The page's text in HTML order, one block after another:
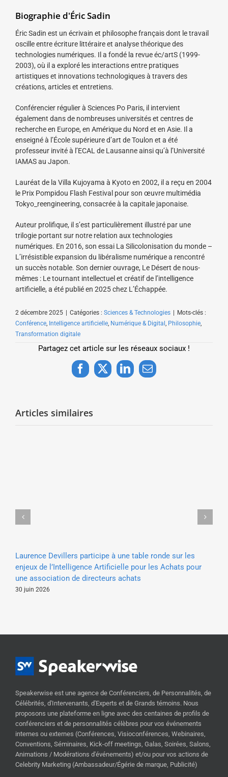
Biographie d'Éric Sadin
Éric Sadin est un écrivain et philosophe français dont le travail
oscille entre écriture littéraire et analyse théorique des
technologies numériques. Il a fondé la revue éc/artS (1999-
2003), où il a exploré les interactions entre pratiques
artistiques et innovations technologiques à travers des
créations, articles et entretiens.
Conférencier régulier à Sciences Po Paris, il intervient
également dans de nombreuses universités et centres de
recherche en Europe, en Amérique du Nord et en Asie. Il a
enseigné à l’École supérieure d’art de Toulon et a été
professeur invité à l’ECAL de Lausanne ainsi qu’à l’Université
IAMAS au Japon.
Lauréat de la Villa Kujoyama à Kyoto en 2002, il a reçu en 2004
le Prix Pompidou Flash Festival pour son œuvre multimédia
Tokyo_reengineering, consacrée à la capitale japonaise.
Auteur prolifique, il s’est particulièrement illustré par une
trilogie portant sur notre relation aux technologies
numériques. En 2016, son essai La Silicolonisation du monde –
L’irrésistible expansion du libéralisme numérique a rencontré
un succès notable. Son dernier ouvrage, Le Désert de nous-
mêmes : Le tournant intellectuel et créatif de l’intelligence
artificielle, a été publié en 2025 chez L’Échappée.
2 décembre 2025 | Catégories : Sciences & Technologies | Mots-clés :
Conférence, Intelligence artificielle, Numérique & Digital, Philosophie,
Transformation digitale
Partagez cet article sur les réseaux sociaux !
Facebook
X LinkedInEmail
Articles similaires
Laurence Devillers participe à une table ronde sur les
enjeux de l’Intelligence Artificielle pour les Achats pour
une association de directeurs achats
30 juin 2026
Speakerwise est une agence de Conférenciers, de Personnalités, de
Célébrités, d'Intervenants, d'Experts et de Grands témoins. Nous
proposons une plateforme en ligne avec des centaines de profils de
conférenciers et de personnalités célèbres pour vos événements
internes ou externes (Conférences, Visioconférences, Webinaires,
Conventions, Séminaires, Kick-off meetings, Galas, Soirées, Salons,
Animations / Modérations d'événements) et/ou pour vos actions de
Celebrity Marketing (Ambassadeur/Égérie de marque, Publicité)